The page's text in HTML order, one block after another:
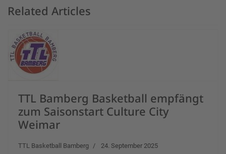
Related Articles
TTL Bamberg Basketball empfängt
zum Saisonstart Culture City
Weimar
TTL Basketball Bamberg 24. September 2025